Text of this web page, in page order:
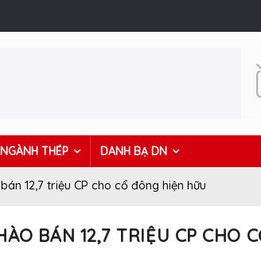
THÉP DANH BẠ DN
12,7 triệu CP cho cổ đông hiện hữu
BÁN 12,7 TRIỆU CP CHO